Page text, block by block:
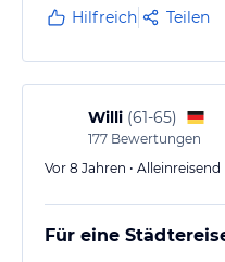
Hauptstaße und
angemessen.
Hilfreich Teilen
Willi (61-65)
177 Bewertungen
Vor 8 Jahren •
Für eine